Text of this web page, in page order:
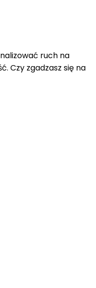
ruch na
Czy zgadzasz się na